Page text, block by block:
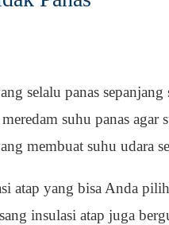
selalu panas
suhu panas
membuat suhu udara
atap yang bisa Anda
insulasi atap juga